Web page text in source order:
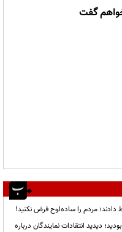
گفت
مردم را ساده‌لوح فرض نکنید!
دیدید انتقادات نمایندگان درباره